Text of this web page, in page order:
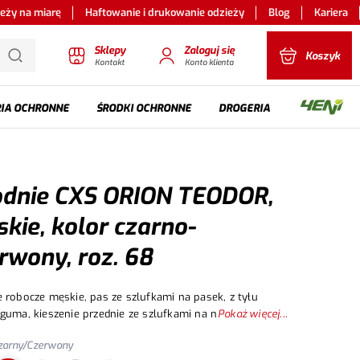
na miarę Haftowanie i drukowanie odzieży Blog Kariera
Sklepy
Kontakt
Zaloguj się
Konto klienta Koszyk
OCHRONNE ŚRODKI OCHRONNE DROGERIA
CXS ORION TEODOR,
kolor czarno-
roz. 68
600D z możliwością włożenia nakolanników, dwie
Pokaż więcej...
Czerwony